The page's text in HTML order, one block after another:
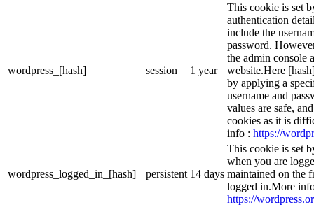
wordpress_[hash] session 1 year
This cookie is set
authentication
include the
password.
the admin console
website.Here
by applying a
username and
values are safe,
cookies as it is
info : https://
wordpress_logged_in_[hash] persistent 14 days
This cookie is set
when you are
maintained on the
logged in.More
https://